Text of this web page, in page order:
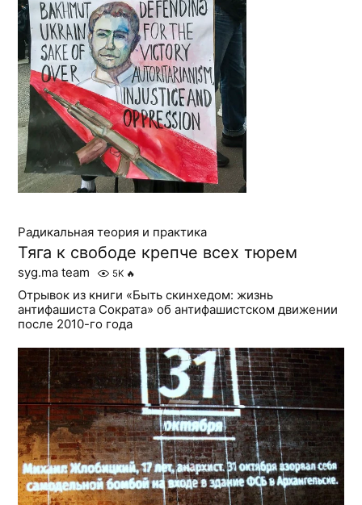
Радикальная теория и практика
Тяга к свободе крепче всех тюрем
syg.ma team 5K 🔥
Отрывок из книги «Быть скинхедом: жизнь
антифашиста Сократа» об антифашистском движении
после 2010-го года